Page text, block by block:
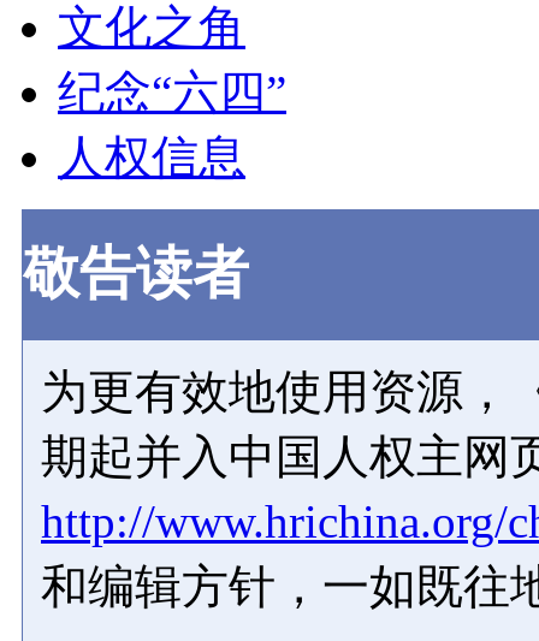
文化之角
纪念“六四”
人权信息
敬告读者
为更有效地使用资源，
期起并入中国人权主网
http://www.hrichina.org/
和编辑方针，一如既往